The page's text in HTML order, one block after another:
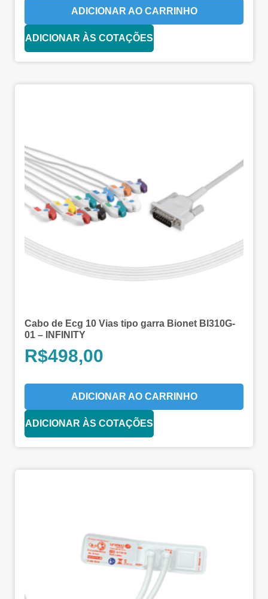
ADICIONAR AO CARRINHO
ADICIONAR ÀS COTAÇÕES
Cabo de Ecg 10 Vias tipo garra Bionet BI310G-
01 – INFINITY
R$498,00
ADICIONAR AO CARRINHO
ADICIONAR ÀS COTAÇÕES